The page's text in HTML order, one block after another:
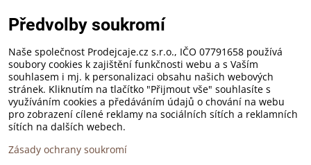
Předvolby soukromí
Naše společnost Prodejcaje.cz s.r.o., IČO 07791658 používá
soubory cookies k zajištění funkčnosti webu a s Vaším
souhlasem i mj. k personalizaci obsahu našich webových
stránek. Kliknutím na tlačítko "Přijmout vše" souhlasíte s
využíváním cookies a předáváním údajů o chování na webu
pro zobrazení cílené reklamy na sociálních sítích a reklamních
sítích na dalších webech.
Zásady ochrany soukromí